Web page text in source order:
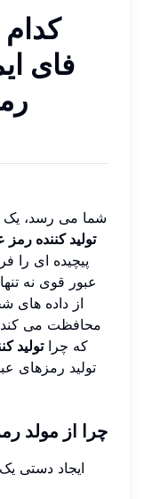
فای
وقتی نوبت به ایمن سازی شبکه WiFi شما می رسد، یک
تولید کننده
پیچیده ای را
عبور قوی نه
از داده های
محافظت می کند.
که چراتولید
تولید رمزهای
چرا از مولد
ایجاد دستی